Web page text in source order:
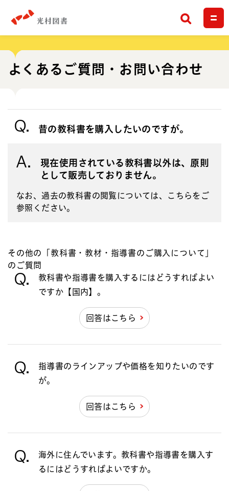
検索
よくあるご質問・お問い合わせ
Q. 昔の教科書を購入したいのですが。
A.
現在使用されている教科書以外は、原則
として販売しておりません。
なお、過去の教科書の閲覧については、 こちらをご
参照ください。
その他の「教科書・教材・指導書のご購入について」
のご質問
Q.
教科書や指導書を購入するにはどうすればよい
ですか【国内】。
回答はこちら
Q.
指導書のラインアップや価格を知りたいのです
が。
回答はこちら
Q.
海外に住んでいます。教科書や指導書を購入す
るにはどうすればよいですか。